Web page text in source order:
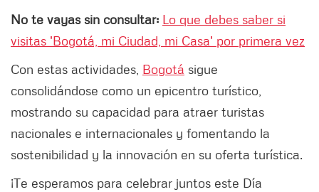
No te vayas sin consultar: Lo que debes saber si
visitas 'Bogotá, mi Ciudad, mi Casa' por primera vez
Con estas actividades, Bogotá sigue
consolidándose como un epicentro turístico,
mostrando su capacidad para atraer turistas
nacionales e internacionales y fomentando la
sostenibilidad y la innovación en su oferta turística.
¡Te esperamos para celebrar juntos este Día